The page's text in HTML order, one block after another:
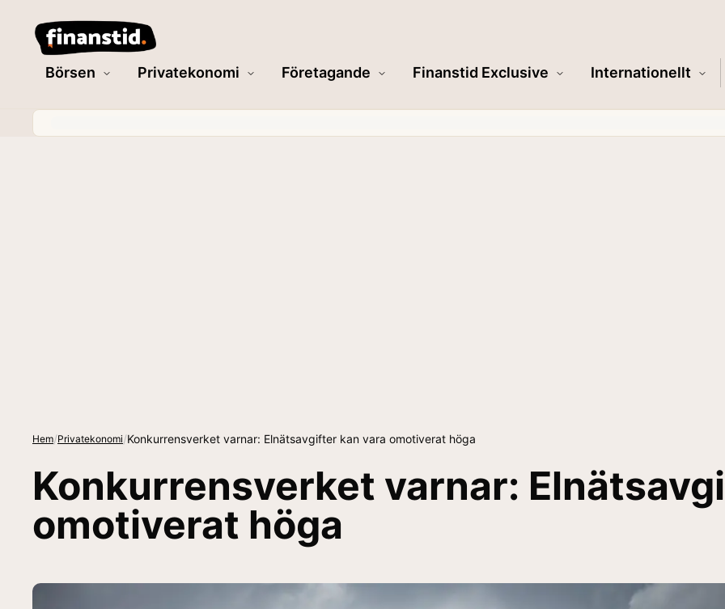
Börsen Privatekonomi Företagande Finanstid Exclusive Internationellt
Hem/Privatekonomi/Konkurrensverket varnar: Elnätsavgifter kan vara omotiverat höga
Konkurrensverket varnar:
omotiverat höga